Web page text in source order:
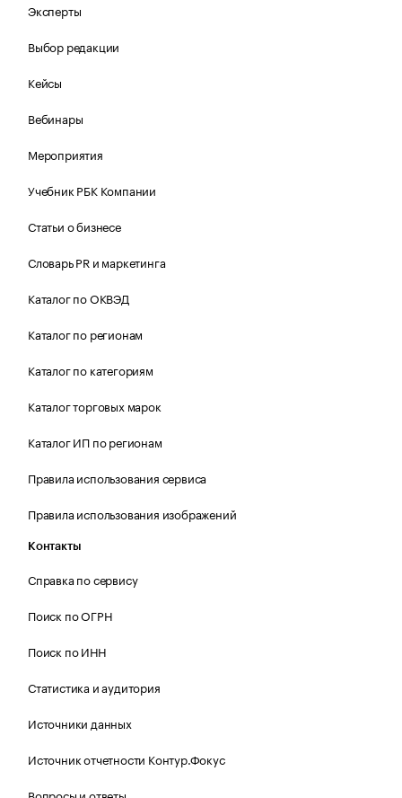
Эксперты
Выбор редакции
Кейсы
Вебинары
Мероприятия
Учебник РБК Компании
Статьи о бизнесе
Словарь PR и маркетинга
Каталог по ОКВЭД
Каталог по регионам
Каталог по категориям
Каталог торговых марок
Каталог ИП по регионам
Правила использования сервиса
Правила использования изображений
Контакты
Справка по сервису
Поиск по ОГРН
Поиск по ИНН
Статистика и аудитория
Источники данных
Источник отчетности Контур.Фокус